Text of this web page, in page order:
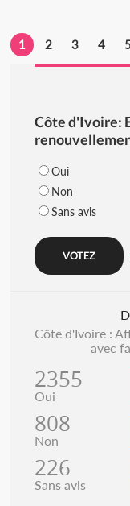
1 2 3 4
Côte d'Ivoire:
Oui
Non
Sans avis
Côte d'Ivoire :
avec
2355
Oui
808
Non
226
Sans avis